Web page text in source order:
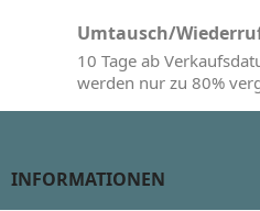
Umtausch/
10 Tage ab
werden nur zu 80%
INFORMATIONEN